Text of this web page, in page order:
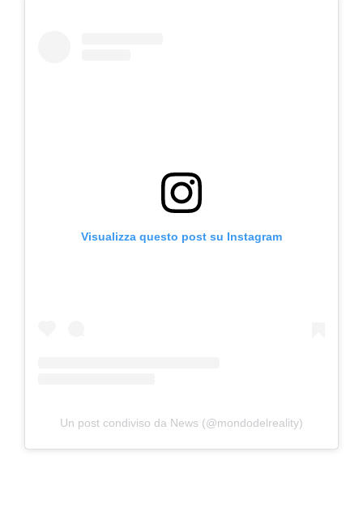
Visualizza questo post su Instagram
Un post condiviso da News (@mondodelreality)